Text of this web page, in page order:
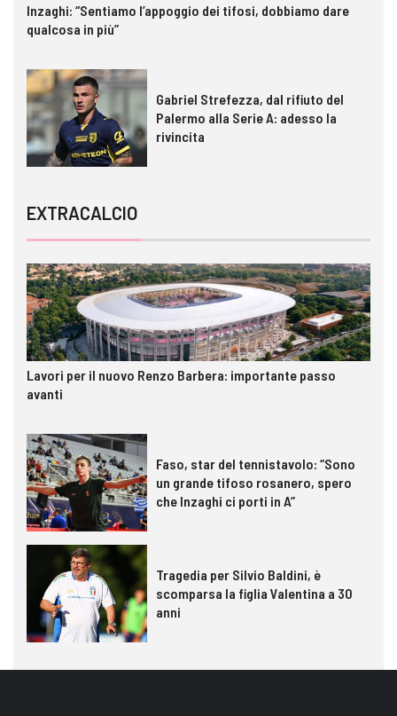
Inzaghi: “Sentiamo l’appoggio dei tifosi, dobbiamo dare
qualcosa in più”
Gabriel Strefezza, dal rifiuto del
Palermo alla Serie A: adesso la
rivincita
EXTRACALCIO
Lavori per il nuovo Renzo Barbera: importante passo
avanti
Faso, star del tennistavolo: “Sono
un grande tifoso rosanero, spero
che Inzaghi ci porti in A”
Tragedia per Silvio Baldini, è
scomparsa la figlia Valentina a 30
anni